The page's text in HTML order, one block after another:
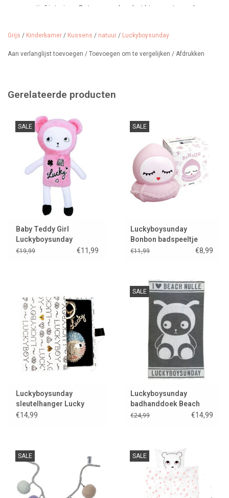
een creatief interieur. Ontworpen door het hippe, arty merk
Diameter 33 cm
100% baby velvet
Nog maar één kussen op voorraad.
Grijs / Kinderkamer / Kussens / natuur / Luckyboysunday
Aan verlanglijst toevoegen / Toevoegen om te vergelijken / Afdrukken
Gerelateerde producten
SALE
Baby Teddy Girl
Luckyboysunday
€19,99 €11,99
SALE
Luckyboysunday
Bonbon badspeeltje
€11,99 €8,99
Luckyboysunday
sleutelhanger Lucky
charm
€14,99
SALE
Luckyboysunday
badhanddoek Beach
Nulle
€24,99 €14,99
SALE SALE